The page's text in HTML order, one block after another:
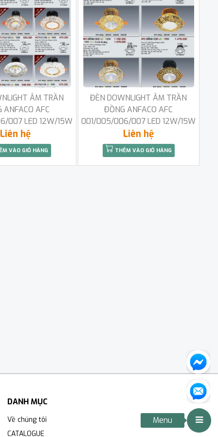
ÂM TRẦN
ANFACO AFC
007 LED 12W/15W
Liên hệ
VÀO GIỎ HÀNG
ĐÈN DOWNLIGHT ÂM TRẦN
ĐỒNG ANFACO AFC
001/005/006/007 LED 12W/15W
Liên hệ
THÊM VÀO GIỎ HÀNG
DANH MỤC
Về chúng tôi
CATALOGUE
Menu